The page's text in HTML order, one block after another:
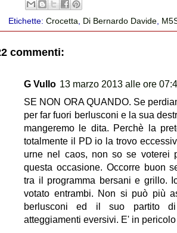
Etichette:Crocetta Di Bernardo Davide
commenti:
G Vullo 13 marzo 2013 alle ore
SE NON ORA QUANDO. Se
per far fuori berlusconi e la sua
mangeremo le dita. Perchè la
totalmente il PD io la trovo
urne nel caos, non so se voterei
questa occasione. Occorre buon
tra il programma bersani e grillo.
votato entrambi. Non si può più
berlusconi ed il suo partito di
atteggiamenti eversivi. E' in